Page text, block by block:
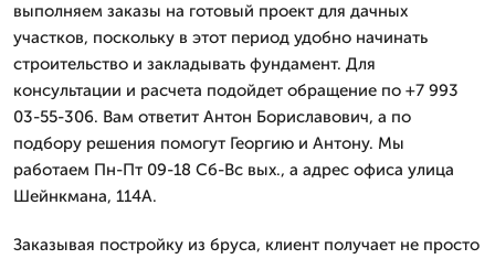
выполняем заказы на готовый проект для дачных
участков, поскольку в этот период удобно начинать
строительство и закладывать фундамент. Для
консультации и расчета подойдет обращение по +7 993
03-55-306. Вам ответит Антон Бориславович, а по
подбору решения помогут Георгию и Антону. Мы
работаем Пн-Пт 09-18 Сб-Вс вых., а адрес офиса улица
Шейнкмана, 114А.
Заказывая постройку из бруса, клиент получает не просто